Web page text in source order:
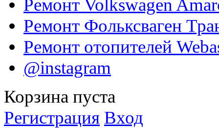
Ремонт Volkswagen
Ремонт Фольксваген
Ремонт отопителей
@instagram
Корзина пуста
Регистрация Вход